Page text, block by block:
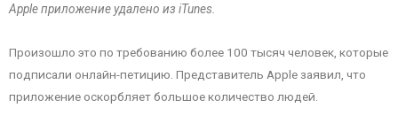
Apple приложение удалено из iTunes.
Произошло это по требованию более 100 тысяч человек, которые
подписали онлайн-петицию. Представитель Apple заявил, что
приложение оскорбляет большое количество людей.